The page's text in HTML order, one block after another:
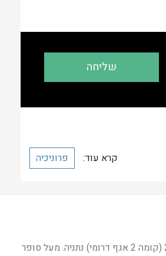
קרא עוד: פרוניכיה
רח׳ הצורן 2 (קומה 2 אגף דרומי) נתניה. מעל סופר